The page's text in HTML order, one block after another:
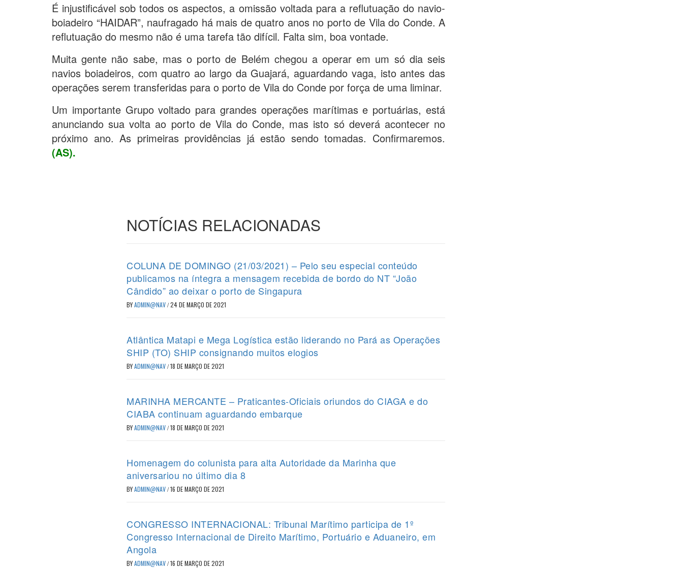
É injustificável sob todos os aspectos, a omissão voltada para a reflutuação do navio-
boiadeiro “HAIDAR”, naufragado há mais de quatro anos no porto de Vila do Conde. A
reflutuação do mesmo não é uma tarefa tão difícil. Falta sim, boa vontade.
Muita gente não sabe, mas o porto de Belém chegou a operar em um só dia seis
navios boiadeiros, com quatro ao largo da Guajará, aguardando vaga, isto antes das
operações serem transferidas para o porto de Vila do Conde por força de uma liminar.
Um importante Grupo voltado para grandes operações marítimas e portuárias, está
anunciando sua volta ao porto de Vila do Conde, mas isto só deverá acontecer no
próximo ano. As primeiras providências já estão sendo tomadas. Confirmaremos.
(AS).
NOTÍCIAS RELACIONADAS
COLUNA DE DOMINGO (21/03/2021) – Pelo seu especial conteúdo
publicamos na íntegra a mensagem recebida de bordo do NT “João
Cândido” ao deixar o porto de Singapura
BYADMIN@NAV/24 DE MARÇO DE 2021
Atlântica Matapi e Mega Logística estão liderando no Pará as Operações
SHIP (TO) SHIP consignando muitos elogios
BYADMIN@NAV/18 DE MARÇO DE 2021
MARINHA MERCANTE – Praticantes-Oficiais oriundos do CIAGA e do
CIABA continuam aguardando embarque
BYADMIN@NAV/18 DE MARÇO DE 2021
Homenagem do colunista para alta Autoridade da Marinha que
aniversariou no último dia 8
BYADMIN@NAV/16 DE MARÇO DE 2021
CONGRESSO INTERNACIONAL: Tribunal Marítimo participa de 1º
Congresso Internacional de Direito Marítimo, Portuário e Aduaneiro, em
Angola
BYADMIN@NAV/16 DE MARÇO DE 2021